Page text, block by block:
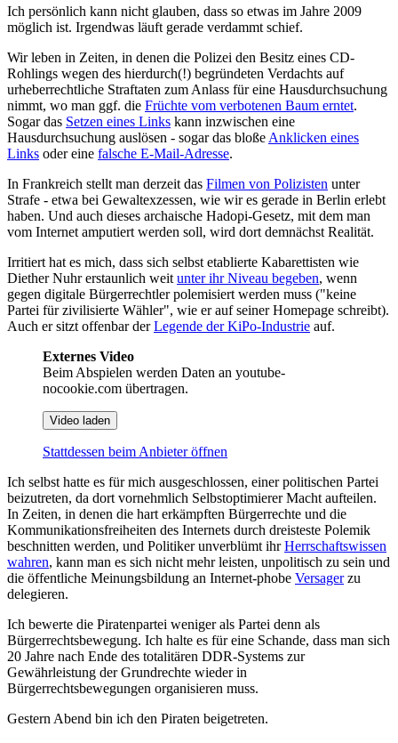
Ich persönlich kann nicht glauben, dass so etwas im Jahre 2009
möglich ist. Irgendwas läuft gerade verdammt schief.
Wir leben in Zeiten, in denen die Polizei den Besitz eines CD-
Rohlings wegen des hierdurch(!) begründeten Verdachts auf
urheberrechtliche Straftaten zum Anlass für eine Hausdurchsuchung
nimmt, wo man ggf. die Früchte vom verbotenen Baum erntet.
Sogar das Setzen eines Links kann inzwischen eine
Hausdurchsuchung auslösen - sogar das bloße Anklicken eines
Links oder eine falsche E-Mail-Adresse.
In Frankreich stellt man derzeit das Filmen von Polizisten unter
Strafe - etwa bei Gewaltexzessen, wie wir es gerade in Berlin erlebt
haben. Und auch dieses archaische Hadopi-Gesetz, mit dem man
vom Internet amputiert werden soll, wird dort demnächst Realität.
Irritiert hat es mich, dass sich selbst etablierte Kabarettisten wie
Diether Nuhr erstaunlich weit unter ihr Niveau begeben, wenn
gegen digitale Bürgerrechtler polemisiert werden muss ("keine
Partei für zivilisierte Wähler", wie er auf seiner Homepage schreibt).
Auch er sitzt offenbar derLegende der KiPo-Industrie auf.
Externes Video
Beim Abspielen werden Daten an youtube-
nocookie.com übertragen.
Video laden
Stattdessen beim Anbieter öffnen
Ich selbst hatte es für mich ausgeschlossen, einer politischen Partei
beizutreten, da dort vornehmlich Selbstoptimierer Macht aufteilen.
In Zeiten, in denen die hart erkämpften Bürgerrechte und die
Kommunikationsfreiheiten des Internets durch dreisteste Polemik
beschnitten werden, und Politiker unverblümt ihrHerrschaftswissen
wahren, kann man es sich nicht mehr leisten, unpolitisch zu sein und
die öffentliche Meinungsbildung an Internet-phobe Versagerzu
delegieren.
Ich bewerte die Piratenpartei weniger als Partei denn als
Bürgerrechtsbewegung. Ich halte es für eine Schande, dass man sich
20 Jahre nach Ende des totalitären DDR-Systems zur
Gewährleistung der Grundrechte wieder in
Bürgerrechtsbewegungen organisieren muss.
Gestern Abend bin ich den Piraten beigetreten.